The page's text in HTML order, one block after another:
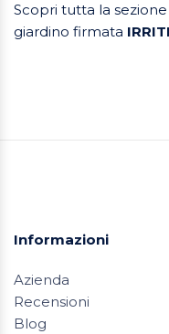
Scopri tutta la
giardino firmata
Informazioni
Azienda
Recensioni
Blog